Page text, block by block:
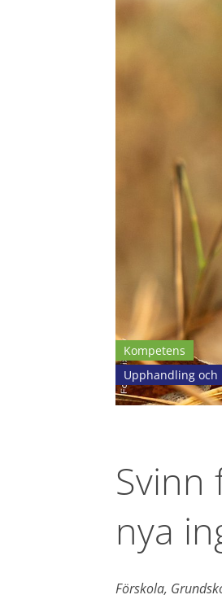
Kompetens
Upphandling och
Svinn
nya
Förskola,